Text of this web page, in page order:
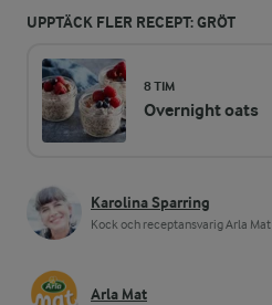
UPPTÄCK FLER RECEPT: GRÖT
8 TIM
Overnight oats
Karolina Sparring
Kock och receptansvarig Arla Mat
Arla Mat